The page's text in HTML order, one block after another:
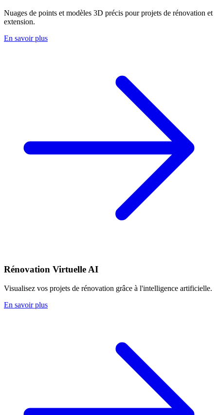
Nuages de points et modèles 3D précis pour projets de rénovation et
extension.
En savoir plus
Rénovation Virtuelle AI
Visualisez vos projets de rénovation grâce à l'intelligence artificielle.
En savoir plus